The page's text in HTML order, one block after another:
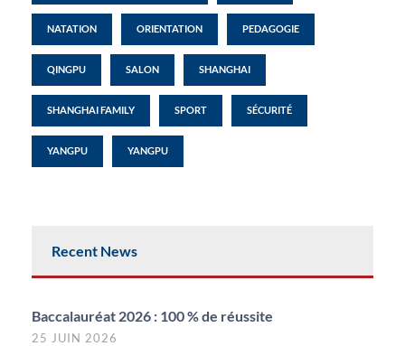
NATATION ORIENTATION PEDAGOGIE
QINGPU SALON SHANGHAI
SHANGHAI FAMILY SPORT SÉCURITÉ
YANGPU YANGPU
Recent News
Baccalauréat 2026 : 100 % de réussite
25 JUIN 2026